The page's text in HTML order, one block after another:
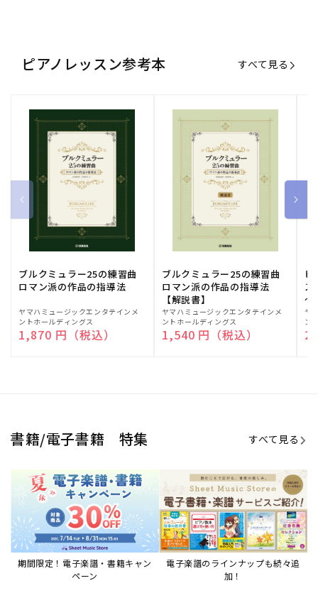
ピアノレッスン参考本 すべて見る
ブルクミュラー25の練習曲
ロマン派の作品の指導法
販
売
元:
ヤマハミュージックエンタテインメ
ントホールディングス
通常価格
1,870 円（税込）
ブルクミュラー25の練習曲
ロマン派の作品の指導法
【解説書】
販
売
元:
ヤマハミュージックエンタテインメ
ントホールディングス
通常価格
1,540 円（税込）
ピ
ス
～
販
売
元:
ヤ
ン
書籍/電子書籍 特集 すべて見る
期間限定！電子楽譜・書籍キャン
ペーン
電子楽譜のラインナップも続々追
加！